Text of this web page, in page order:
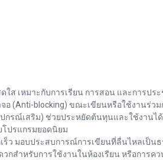
ใส เหมาะกับการเรียน การสอน และการป
อ (Anti-blocking) ขณะเขียนหรือใช้งานร่ว
ปกรณ์เสริม) ช่วยประหยัดต้นทุนและใช้งานไ
โปรแกรมยอดนิยม
ร็ว มอบประสบการณ์การเขียนที่ลื่นไหลเป็น
กสำหรับการใช้งานในห้องเรียน หรือการค